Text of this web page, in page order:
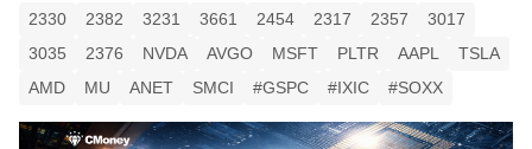
2330 2382 3231 3661 2454 2317 2357
3017
3035
2376 NVDA AVGO MSFT PLTR AAPL
TSLA
AMD
MU ANET SMCI #GSPC #IXIC #SOXX